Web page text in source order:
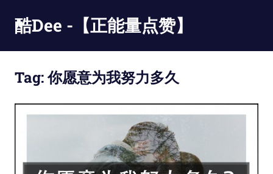
content
酷Dee -【正能量点赞】
最
Tag:你愿意为我努力多久